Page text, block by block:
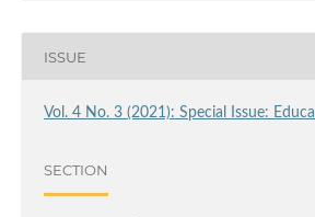
ISSUE
Vol. 4 No. 3 (2021): Special Issue:
SECTION